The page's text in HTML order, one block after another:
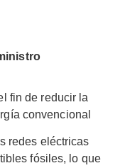
fin de reducir la
convencional
redes eléctricas
fósiles, lo que